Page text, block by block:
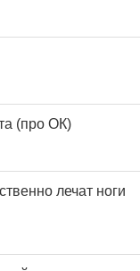
(про ОК)
лечат ноги